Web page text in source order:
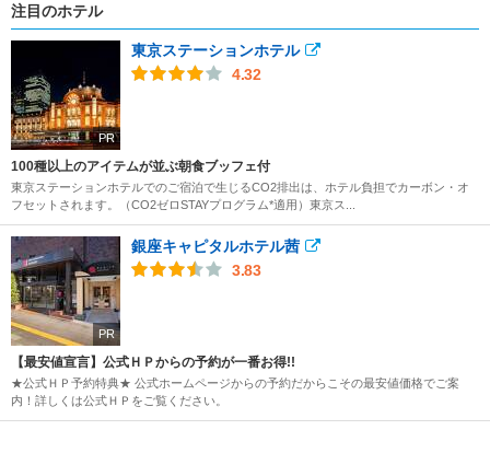
注目のホテル
PR
東京ステーションホテル
4.32
100種以上のアイテムが並ぶ朝食ブッフェ付
東京ステーションホテルでのご宿泊で生じるCO2排出は、ホテル負担でカーボン・オ
フセットされます。（CO2ゼロSTAYプログラム*適用）東京ス...
PR
銀座キャピタルホテル茜
3.83
【最安値宣言】公式ＨＰからの予約が一番お得!!
★公式ＨＰ予約特典★ 公式ホームページからの予約だからこその最安値価格でご案
内！詳しくは公式ＨＰをご覧ください。